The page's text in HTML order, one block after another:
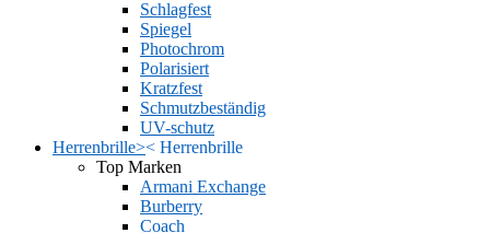
Schlagfest
Spiegel
Photochrom
Polarisiert
Kratzfest
Schmutzbeständig
UV-schutz
Herrenbrille>< Herrenbrille
Top Marken
Armani Exchange
Burberry
Coach